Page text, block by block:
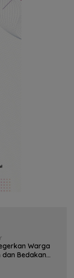
Warga
dan Bedakan